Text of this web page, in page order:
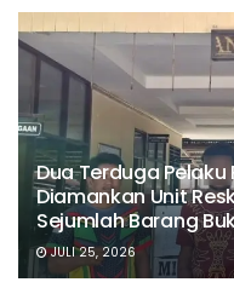
Dua Terduga Pelaku
Diamankan Unit
Sejumlah Barang
JULI 25, 2026